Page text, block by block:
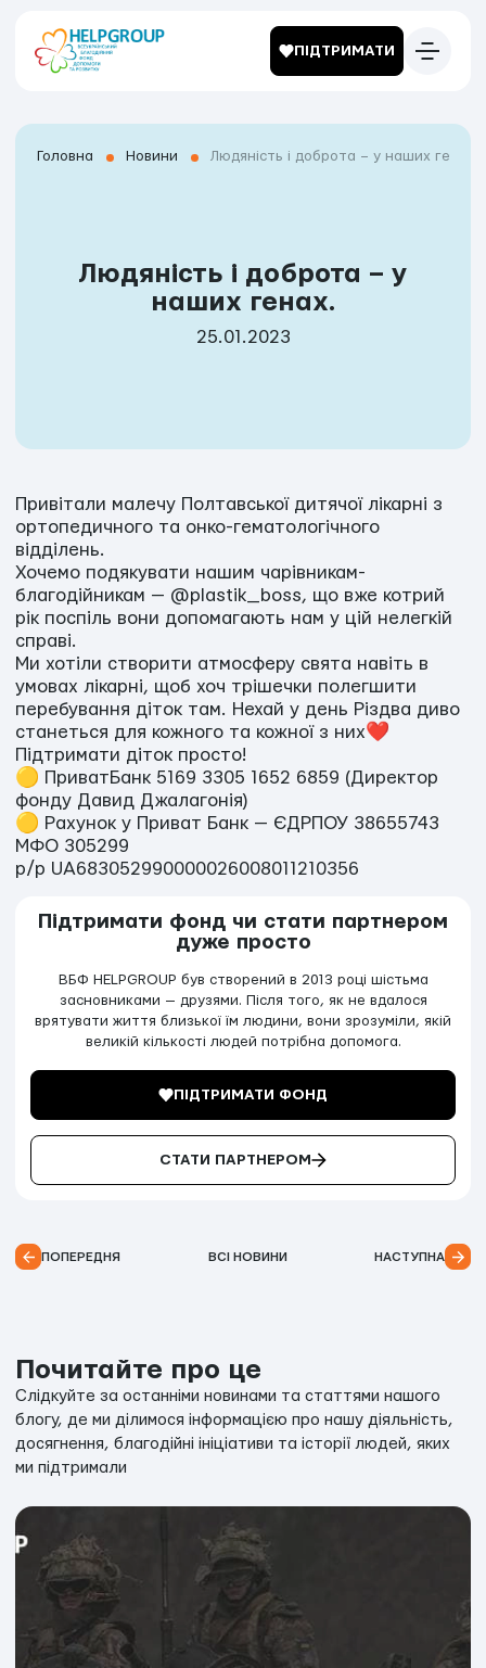
ПІДТРИМАТИ
Головна Новини Людяність і доброта – у наших генах.
Людяність і доброта – у
наших генах.
25.01.2023
Привітали малечу Полтавської дитячої лікарні з
ортопедичного та онко-гематологічного
відділень.
Хочемо подякувати нашим чарівникам-
благодійникам — @plastik_boss, що вже котрий
рік поспіль вони допомагають нам у цій нелегкій
справі.
Ми хотіли створити атмосферу свята навіть в
умовах лікарні, щоб хоч трішечки полегшити
перебування діток там. Нехай у день Різдва диво
станеться для кожного та кожної з них❤️
Підтримати діток просто!
🟡 ПриватБанк 5169 3305 1652 6859 (Директор
фонду Давид Джалагонія)
🟡 Рахунок у Приват Банк — ЄДРПОУ 38655743
МФО 305299
р/р UA683052990000026008011210356
Підтримати фонд чи стати партнером
дуже просто
ВБФ HELPGROUP був створений в 2013 році шістьма
засновниками — друзями. Після того, як не вдалося
врятувати життя близької їм людини, вони зрозуміли, якій
великій кількості людей потрібна допомога.
ПІДТРИМАТИ ФОНД
СТАТИ ПАРТНЕРОМ
ПОПЕРЕДНЯ ВСІ НОВИНИ НАСТУПНА
Почитайте про це
Слідкуйте за останніми новинами та статтями нашого
блогу, де ми ділимося інформацією про нашу діяльність,
досягнення, благодійні ініціативи та історії людей, яких
ми підтримали